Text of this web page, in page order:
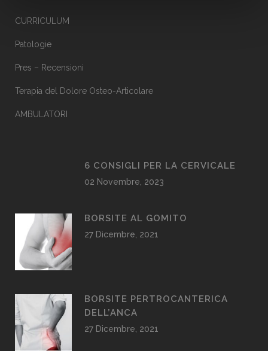
CURRICULUM
Patologie
Pres – Recensioni
Terapia del Dolore Osteo-Articolare
AMBULATORI
6 CONSIGLI PER LA CERVICALE
02 Novembre, 2023
BORSITE AL GOMITO
27 Dicembre, 2021
BORSITE PERTROCANTERICA
DELL’ANCA
27 Dicembre, 2021